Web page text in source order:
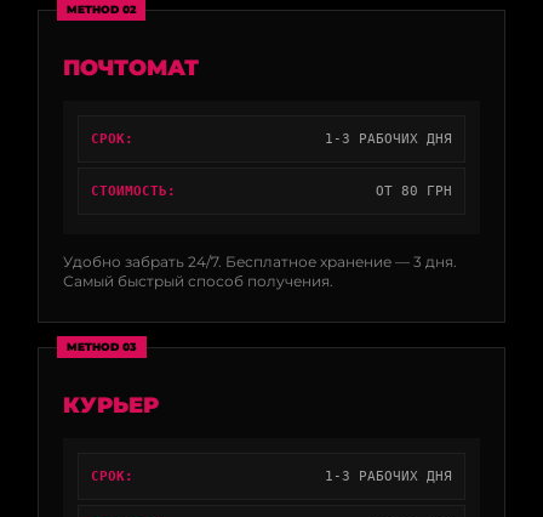
METHOD 02
ПОЧТОМАТ
СРОК: 1-3 РАБОЧИХ ДНЯ
СТОИМОСТЬ: ОТ 80 ГРН
Удобно забрать 24/7. Бесплатное хранение — 3 дня.
Самый быстрый способ получения.
METHOD 03
КУРЬЕР
СРОК: 1-3 РАБОЧИХ ДНЯ